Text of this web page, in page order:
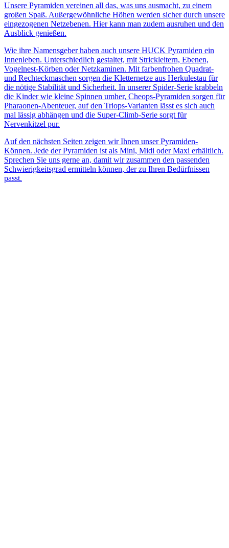
Unsere Pyramiden vereinen all das, was uns ausmacht, zu einem
großen Spaß. Außergewöhnliche Höhen werden sicher durch unsere
eingezogenen Netzebenen. Hier kann man zudem ausruhen und den
Ausblick genießen.
Wie ihre Namensgeber haben auch unsere HUCK Pyramiden ein
Innenleben. Unterschiedlich gestaltet, mit Strickleitern, Ebenen,
Vogelnest-Körben oder Netzkaminen. Mit farbenfrohen Quadrat-
und Rechteckmaschen sorgen die Kletternetze aus Herkulestau für
die nötige Stabilität und Sicherheit. In unserer Spider-Serie krabbeln
die Kinder wie kleine Spinnen umher, Cheops-Pyramiden sorgen für
Pharaonen-Abenteuer, auf den Triops-Varianten lässt es sich auch
mal lässig abhängen und die Super-Climb-Serie sorgt für
Nervenkitzel pur.
Auf den nächsten Seiten zeigen wir Ihnen unser Pyramiden-
Können. Jede der Pyramiden ist als Mini, Midi oder Maxi erhältlich.
Sprechen Sie uns gerne an, damit wir zusammen den passenden
Schwierigkeitsgrad ermitteln können, der zu Ihren Bedürfnissen
passt.